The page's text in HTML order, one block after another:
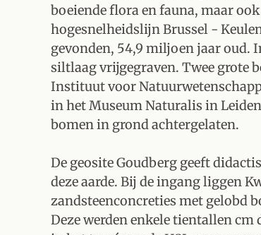
boeiende flora en fauna, maar
hogesnelheidslijn Brussel -
gevonden, 54,9 miljoen jaar oud.
siltlaag vrijgegraven. Twee grote
Instituut voor
in het Museum Naturalis in
bomen in grond achtergelaten.
De geosite Goudberg geeft
deze aarde. Bij de ingang liggen
zandsteenconcreties met gelobd
Deze werden enkele tientallen cm